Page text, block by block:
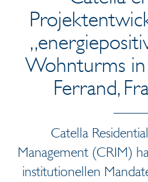
Wohnturms
Ferrand,
Catella
Management (CRIM)
institutionellen